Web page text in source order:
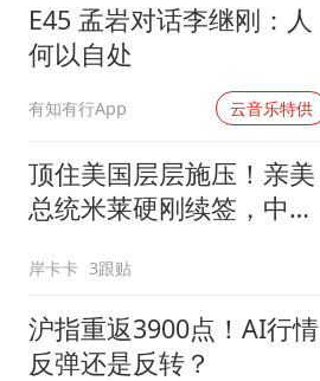
E45 孟岩对话李继刚：人
何以自处
有知有行App 云音乐特供
顶住美国层层施压！亲美
总统米莱硬刚续签，中阿
岸卡卡 3跟贴
沪指重返3900点！AI行情
反弹还是反转？